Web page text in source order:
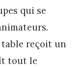
qui se
table reçoit un
tout le